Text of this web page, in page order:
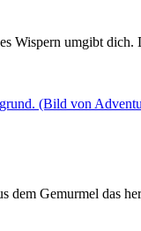
Wispern umgibt
dem Gemurmel das